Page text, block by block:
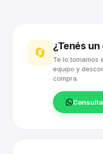
🔄 ¿Tenés
Te lo tomamos
equipo y
compra.